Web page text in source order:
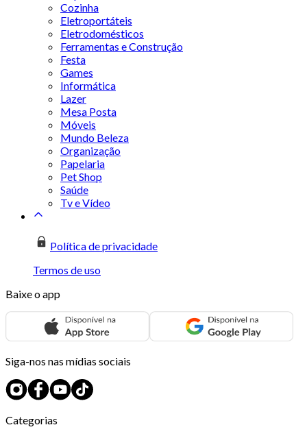
Cozinha
Eletroportáteis
Eletrodomésticos
Ferramentas e Construção
Festa
Games
Informática
Lazer
Mesa Posta
Móveis
Mundo Beleza
Organização
Papelaria
Pet Shop
Saúde
Tv e Vídeo
Política de privacidade
Termos de uso
Baixe o app
Siga-nos nas mídias sociais
Categorias